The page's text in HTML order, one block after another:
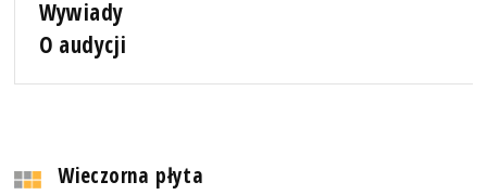
Wywiady
O audycji
Wieczorna płyta